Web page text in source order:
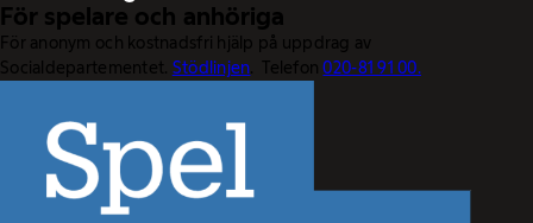
För spelare och anhöriga
För anonym och kostnadsfri hjälp på uppdrag av
Socialdepartementet. Stödlinjen. Telefon020-81 91 00.